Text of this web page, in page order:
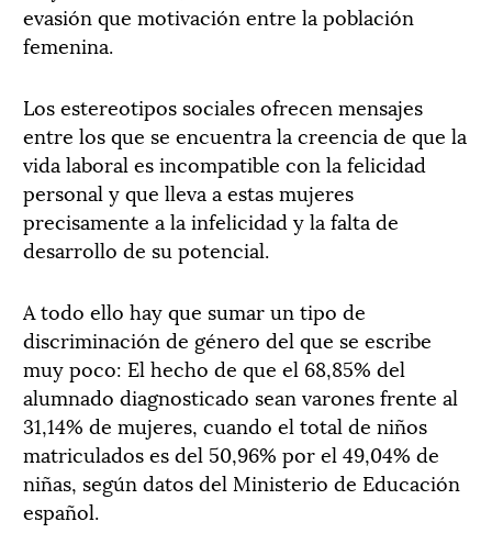
evasión que motivación entre la población
femenina.
Los estereotipos sociales ofrecen mensajes
entre los que se encuentra la creencia de que la
vida laboral es incompatible con la felicidad
personal y que lleva a estas mujeres
precisamente a la infelicidad y la falta de
desarrollo de su potencial.
A todo ello hay que sumar un tipo de
discriminación de género del que se escribe
muy poco: El hecho de que el 68,85% del
alumnado diagnosticado sean varones frente al
31,14% de mujeres, cuando el total de niños
matriculados es del 50,96% por el 49,04% de
niñas, según datos del Ministerio de Educación
español.